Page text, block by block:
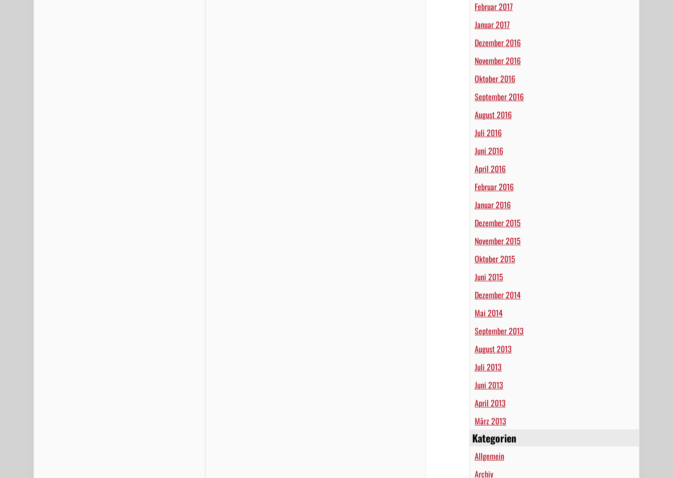
Februar 2017
Januar 2017
Dezember 2016
November 2016
Oktober 2016
September 2016
August 2016
Juli 2016
Juni 2016
April 2016
Februar 2016
Januar 2016
Dezember 2015
November 2015
Oktober 2015
Juni 2015
Dezember 2014
Mai 2014
September 2013
August 2013
Juli 2013
Juni 2013
April 2013
März 2013
Kategorien
Allgemein
Archiv